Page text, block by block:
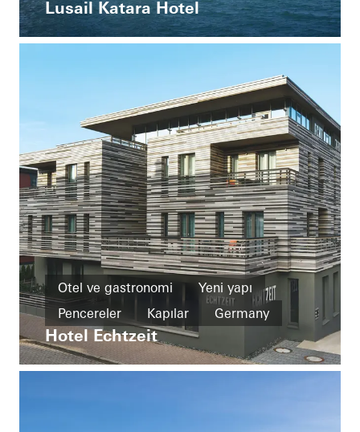
Qatar
Lusail Katara Hotel
Otel ve gastronomi
Yeni yapı
Pencereler
Kapılar Germany
Hotel Echtzeit